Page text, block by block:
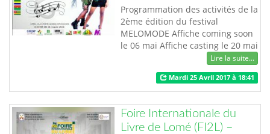
Programmation des activités de la
2ème édition du festival
MELOMODE Affiche coming soon
le 06 mai Affiche casting le 20 mai
Casting 3 juin Première affiche
officielle 10 juin 11 juin tous à
l'église 24 juin affiche final ticket
et spot dispo 1 juillet essayage et
Conférence de presse à l’institut
français 08juillet formatio…
Lire la suite...
Mardi 25 Avril 2017 à 18:41
Foire Internationale du
Livre de Lomé (FI2L) –